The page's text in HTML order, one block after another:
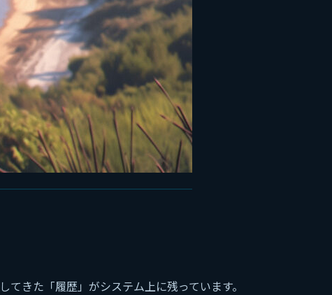
きた「履歴」がシステム上に残っています。